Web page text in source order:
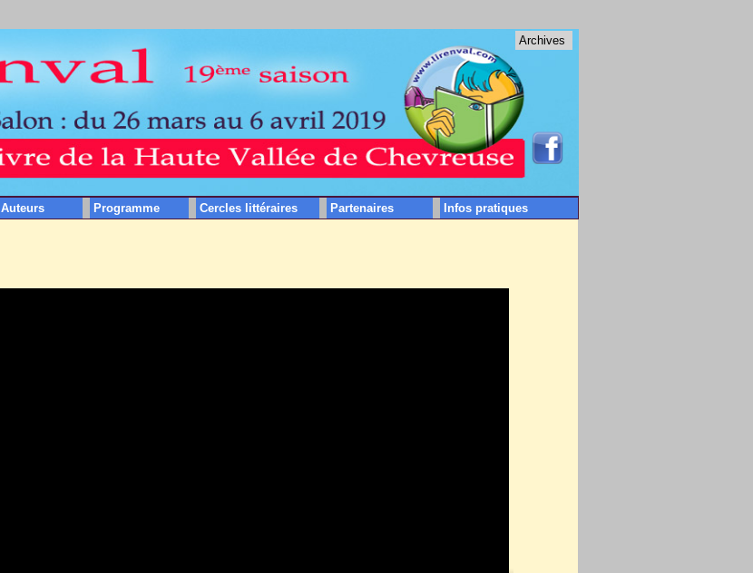
Cercles littéraires
Auteurs Programme Partenaires Infos pratiques
Archives